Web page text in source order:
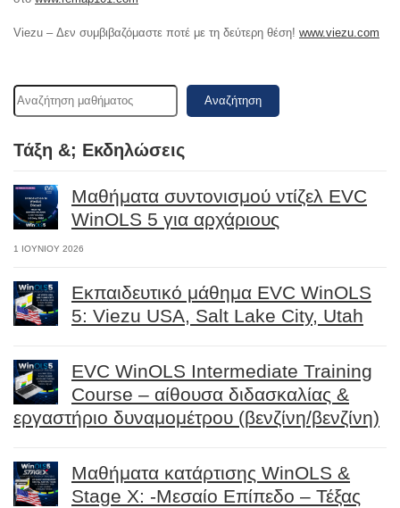
Viezu – Δεν συμβιβαζόμαστε ποτέ με τη δεύτερη θέση! www.viezu.com
Αναζήτηση
Τάξη &; Εκδηλώσεις
Μαθήματα συντονισμού ντίζελ EVC
WinOLS 5 για αρχάριους
1 ΙΟΥΝΊΟΥ 2026
Εκπαιδευτικό μάθημα EVC WinOLS
5: Viezu USA, Salt Lake City, Utah
EVC WinOLS Intermediate Training
Course – αίθουσα διδασκαλίας &
εργαστήριο δυναμομέτρου (βενζίνη/βενζίνη)
Μαθήματα κατάρτισης WinOLS &
Stage X: -Μεσαίο Επίπεδο – Τέξας